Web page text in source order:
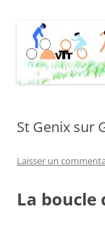
St Genix sur
Laisser un
La boucle